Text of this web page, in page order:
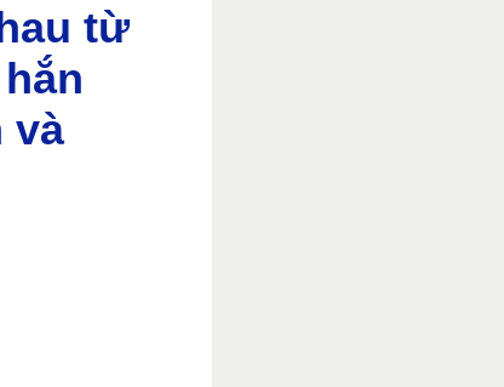
từ
và